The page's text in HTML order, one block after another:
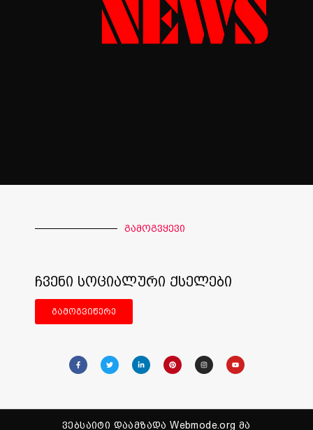
გამოგვყევი
ჩვენი სოციალური ქსელები
გამოგვიწერე
ვებსაიტი დაამზადა Webmode.org მა